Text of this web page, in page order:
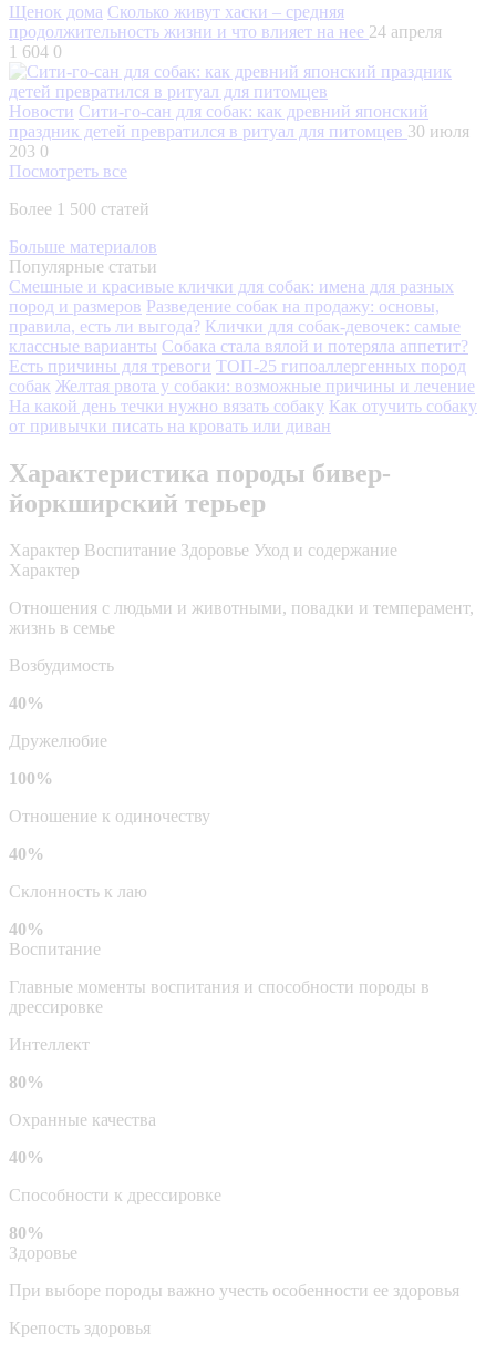
Щенок дома Сколько живут хаски – средняя
продолжительность жизни и что влияет на нее 24 апреля
1 604 0
Новости Сити-го-сан для собак: как древний японский
праздник детей превратился в ритуал для питомцев 30 июля
203 0
Посмотреть все
Более 1 500 статей
Больше материалов
Популярные статьи
Смешные и красивые клички для собак: имена для разных
пород и размеров Разведение собак на продажу: основы,
правила, есть ли выгода? Клички для собак-девочек: самые
классные варианты Собака стала вялой и потеряла аппетит?
Есть причины для тревоги ТОП-25 гипоаллергенных пород
собак Желтая рвота у собаки: возможные причины и лечение
На какой день течки нужно вязать собаку Как отучить собаку
от привычки писать на кровать или диван
Характеристика породы бивер-
йоркширский терьер
Характер Воспитание Здоровье Уход и содержание
Характер
Отношения с людьми и животными, повадки и темперамент,
жизнь в семье
Возбудимость
40%
Дружелюбие
100%
Отношение к одиночеству
40%
Склонность к лаю
40%
Воспитание
Главные моменты воспитания и способности породы в
дрессировке
Интеллект
80%
Охранные качества
40%
Способности к дрессировке
80%
Здоровье
При выборе породы важно учесть особенности ее здоровья
Крепость здоровья